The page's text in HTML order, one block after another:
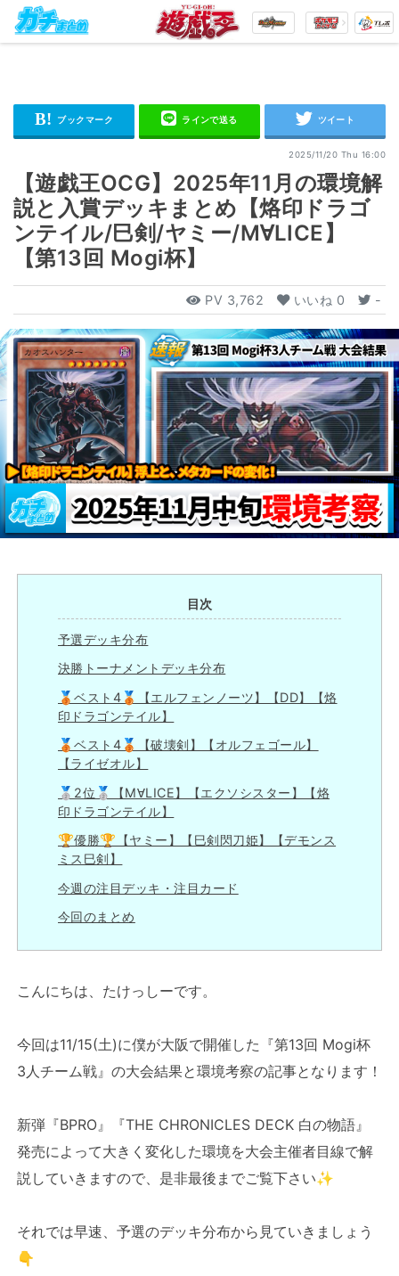
2025/11/20 Thu 16:00
【遊戯王OCG】2025年11月の環境解
説と入賞デッキまとめ【烙印ドラゴ
ンテイル/巳剣/ヤミー/M∀LICE】
【第13回 Mogi杯】
PV 3,762 いいね 0 -
目次
予選デッキ分布
決勝トーナメントデッキ分布
🥉ベスト4🥉【エルフェンノーツ】【DD】【烙
印ドラゴンテイル】
🥉ベスト4🥉【破壊剣】【オルフェゴール】
【ライゼオル】
🥈2位🥈【M∀LICE】【エクソシスター】【烙
印ドラゴンテイル】
🏆優勝🏆【ヤミー】【巳剣閃刀姫】【デモンス
ミス巳剣】
今週の注目デッキ・注目カード
今回のまとめ
こんにちは、たけっしーです。
今回は11/15(土)に僕が大阪で開催した『第13回 Mogi杯
3人チーム戦』の大会結果と環境考察の記事となります！
新弾『BPRO』『THE CHRONICLES DECK 白の物語』
発売によって大きく変化した環境を大会主催者目線で解
説していきますので、是非最後までご覧下さい✨
それでは早速、予選のデッキ分布から見ていきましょう
👇